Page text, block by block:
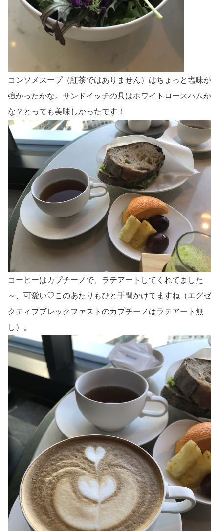
コンソメスープ（紅茶ではありません）はちょっと塩味が
強かったかな。サンドイッチの具はホワイトロースハムか
な？とっても美味しかったです！
コーヒーはカプチーノで、ラテアートしてくれてました
～、可愛い♡このあたりもひと手間かけてますね（エグゼ
クティブブレックファストのカプチーノはラテアート無
し）。